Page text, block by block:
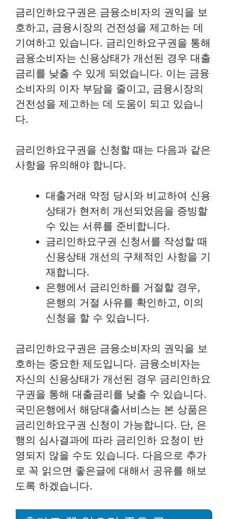
금리인하요구권은 금융소비자의 권익을 보
호하고, 금융시장의 건전성을 제고하는 데
기여하고 있습니다. 금리인하요구권을 통해
금융소비자는 신용상태가 개선된 경우 대출
금리를 낮출 수 있게 되었습니다. 이는 금융
소비자의 이자 부담을 줄이고, 금융시장의
건전성을 제고하는 데 도움이 되고 있습니
다.
금리인하요구권을 신청할 때는 다음과 같은
사항을 유의해야 합니다.
대출거래 약정 당시와 비교하여 신용
상태가 현저히 개선되었음을 증빙할
수 있는 서류를 준비합니다.
금리인하요구권 신청서를 작성할 때
신용상태 개선의 구체적인 사항을 기
재합니다.
은행에서 금리인하를 거절할 경우,
은행의 거절 사유를 확인하고, 이의
신청을 할 수 있습니다.
금리인하요구권은 금융소비자의 권익을 보
호하는 중요한 제도입니다. 금융소비자는
자신의 신용상태가 개선된 경우 금리인하요
구권을 통해 대출금리를 낮출 수 있습니다.
국민은행에서 해당대출서비스는 본 상품은
금리인하요구권 신청이 가능합니다. 단, 은
행의 심사결과에 따라 금리인하 요청이 반
영되지 않을 수도 있습니다. 다음으로 추가
로 꼭 읽으면 좋은글에 대해서 공유를 해보
도록 하겠습니다.